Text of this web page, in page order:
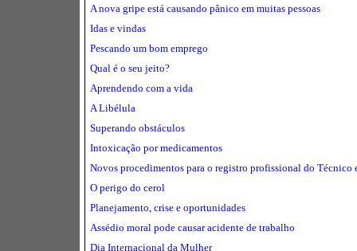
A nova gripe está causando pânico em muitas pessoas
Idas e vindas
Pescando um bom emprego
Qual é o seu jeito?
Aprendendo com a vida
A Libélula
Superando obstáculos
Intoxicação por medicamentos
Novos procedimentos para o registro profissional do Técnico
O perigo do cerol
Planejamento, crise e oportunidades
Assédio moral pode causar acidente de trabalho
Dia Internacional da Mulher